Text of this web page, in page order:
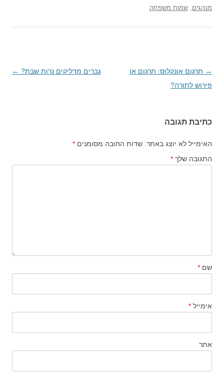
מנהגים שמות משפחה
ניווט
בפוסטים
→ תרגום אונקלוס: תרגום או
פירוש לתורה?
גברים מדליקים נרות שבת? ←
כתיבת תגובה
האימייל לא יוצג באתר. שדות החובה מסומנים *
התגובה שלך *
שם *
אימייל *
אתר